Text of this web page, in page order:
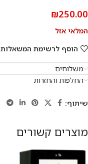
₪250.00
המלאי אזל
הוסף לרשימת המשאלות
משלוחים
החלפות והחזרות
שיתוף:
מוצרים קשורים